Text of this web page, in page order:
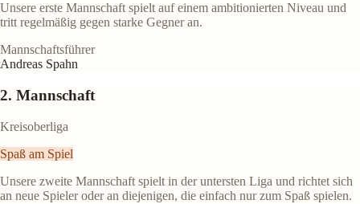
Unsere erste Mannschaft spielt auf einem ambitionierten Niveau und
tritt regelmäßig gegen starke Gegner an.
Mannschaftsführer
Andreas Spahn
2. Mannschaft
Kreisoberliga
Spaß am Spiel
Unsere zweite Mannschaft spielt in der untersten Liga und richtet sich
an neue Spieler oder an diejenigen, die einfach nur zum Spaß spielen.